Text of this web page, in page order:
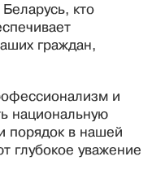
кто
граждан,
и
национальную
порядок в нашей
глубокое уважение